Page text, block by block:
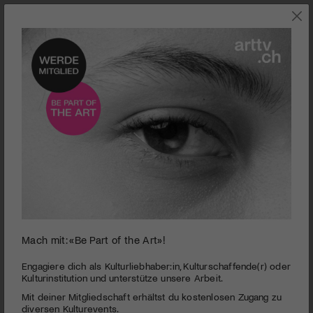
JETZT IM KINO
seconds
minutes,
Sundown
Die Charakterstudie eines Mannes, der nichts mehr zu
Mach mit: «Be Part of the Art»!
Engagiere dich als Kulturliebhaber:in, Kulturschaffende(r) oder
Kulturinstitution und unterstütze unsere Arbeit.
Mit deiner Mitgliedschaft erhältst du kostenlosen Zugang zu
diversen Kulturevents.